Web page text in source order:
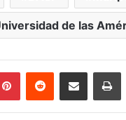
de las
PinterestReddit Share via Email